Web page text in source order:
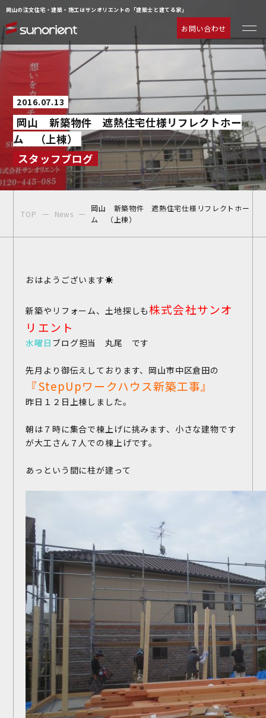
岡山の注文住宅・建築・施工はサンオリエントの「建築士と建てる家」
お問い合わせ
一級建築士の相談室
注文住宅について
ラインナップ
サービス
施工事例
物件情報
動画ギャラリー
よくあるご質問
企業情報
お知らせ
お問い合わせ
2016.07.13
岡山 新築物件 遮熱住宅仕様リフレクトホー
ム （上棟）
スタッフブログ
TOP News
岡山 新築物件 遮熱住宅仕様リフレクトホー
ム （上棟）
おはようございます☀️
新築やリフォーム、土地探しも株式会社サンオ
リエント
水曜日 ブログ担当 丸尾 です
先月より御伝えしております、岡山市中区倉田の
『StepUpワークハウス新築工事』
昨日１２日上棟しました。
朝は７時に集合で棟上げに挑みます、小さな建物です
が大工さん７人での棟上げです。
あっという間に柱が建って